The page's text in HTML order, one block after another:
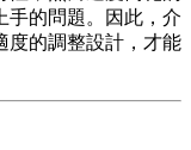
手的問題。因此，介
度的調整設計，才能